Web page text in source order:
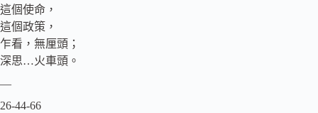
這個使命，
這個政策，
乍看，無厘頭；
深思…火車頭。
—
26-44-66